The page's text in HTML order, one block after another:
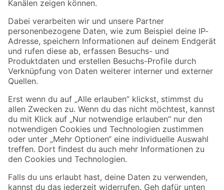
Folge uns
Zahlungsarten Versandarten
Sicher einkaufen
Jetzt die toom-App herunterladen